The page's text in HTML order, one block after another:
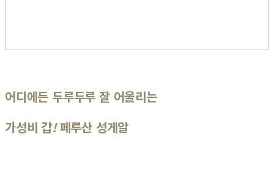
어디에든 두루두루 잘 어울리는
가성비 갑!페루산 성게알